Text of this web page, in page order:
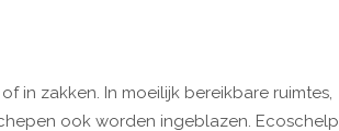
in zakken. In moeilijk bereikbare ruimtes,
ook worden ingeblazen. Ecoschelp